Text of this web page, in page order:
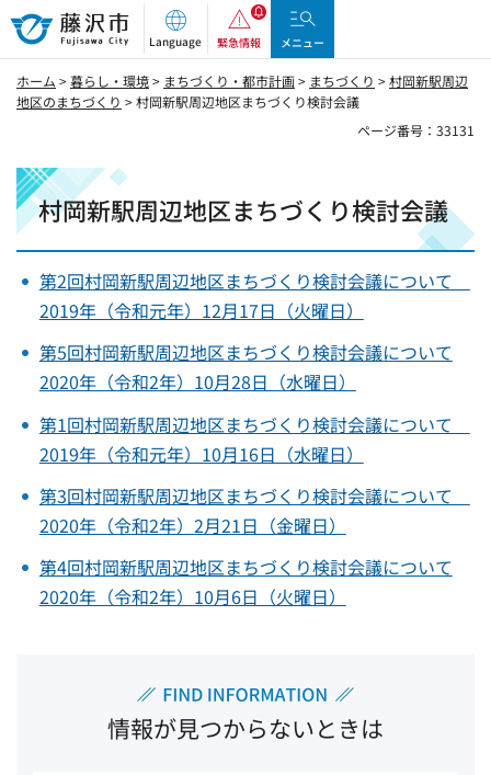
藤沢市
Language 緊急情報 メニュー
ホーム >暮らし・環境> まちづくり・都市計画> まちづくり >村岡新駅周辺
地区のまちづくり > 村岡新駅周辺地区まちづくり検討会議
ページ番号：33131
村岡新駅周辺地区まちづくり検討会議
第2回村岡新駅周辺地区まちづくり検討会議について
2019年（令和元年）12月17日（火曜日）
第5回村岡新駅周辺地区まちづくり検討会議について
2020年（令和2年）10月28日（水曜日）
第1回村岡新駅周辺地区まちづくり検討会議について
2019年（令和元年）10月16日（水曜日）
第3回村岡新駅周辺地区まちづくり検討会議について
2020年（令和2年）2月21日（金曜日）
第4回村岡新駅周辺地区まちづくり検討会議について
2020年（令和2年）10月6日（火曜日）
情報が見つからないときは